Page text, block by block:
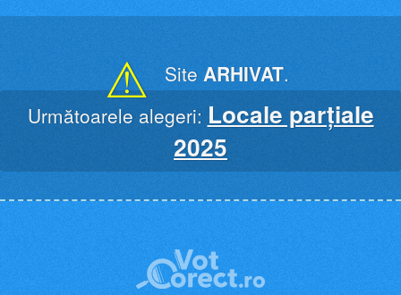
⚠ Site ARHIVAT.
Următoarele alegeri: Locale parțiale
2025